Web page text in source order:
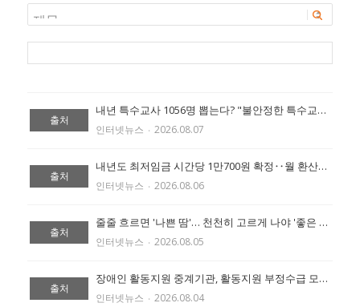
출처
내년 특수교사 1056명 뽑는다? "불안정한 특수교육 반복" 확대 촉구 (출처:에이블 뉴스)
인터넷뉴스 ‧ 2026.08.07
출처
내년도 최저임금 시간당 1만700원 확정‥월 환산액 223만6300원 (출처:에이블 뉴스)
인터넷뉴스 ‧ 2026.08.06
출처
줄줄 흐르면 '나쁜 땀'… 천천히 고르게 나야 '좋은 땀' (출처:에이블 뉴스)
인터넷뉴스 ‧ 2026.08.05
출처
장애인 활동지원 중계기관, 활동지원 부정수급 모니터링 철저히 해야 (출처:에이블 뉴스)
인터넷뉴스 ‧ 2026.08.04